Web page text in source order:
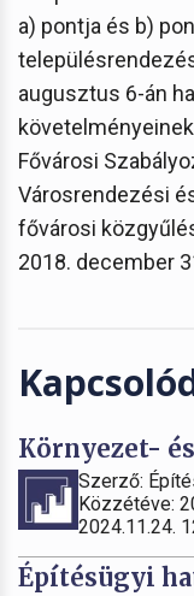
a) pontja és b)
augusztus 6-án
Fővárosi
Városrendezési
fővárosi
2018. december
Környezet-
Szerző:
Közzétéve:
2024.11.24.
Építésügyi